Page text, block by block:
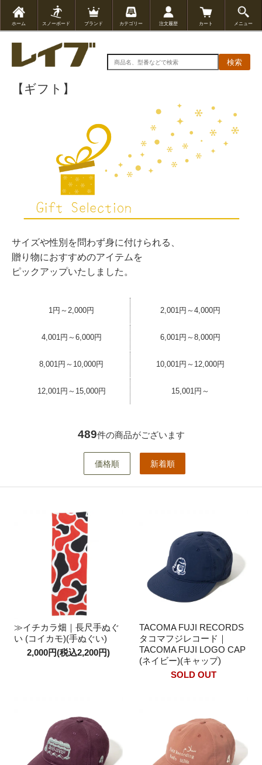
ホーム スノーボード ブランド カテゴリー 注文履歴 カート メニュー
検索
【ギフト】
サイズや性別を問わず身に付けられる、
贈り物におすすめのアイテムを
ピックアップいたしました。
1円～2,000円 2,001円～4,000円
4,001円～6,000円 6,001円～8,000円
8,001円～10,000円 10,001円～12,000円
12,001円～15,000円 15,001円～
489件の商品がございます
価格順 新着順
≫イチカラ畑｜長尺手ぬぐ
い (コイカモ)(手ぬぐい)
2,000円(税込2,200円)
TACOMA FUJI RECORDS
タコマフジレコード｜
TACOMA FUJI LOGO CAP
(ネイビー)(キャップ)
SOLD OUT